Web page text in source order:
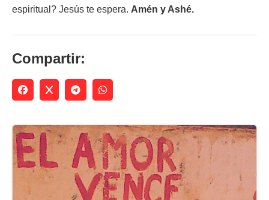
espiritual? Jesús te espera. Amén y Ashé.
Compartir: